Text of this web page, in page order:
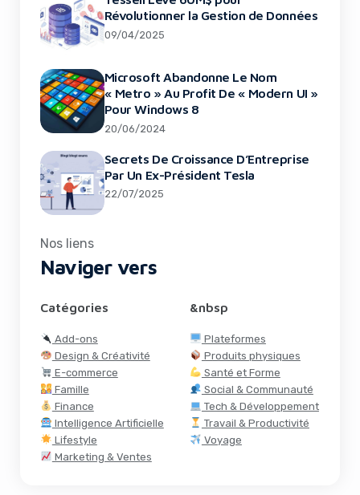
Révolutionner la Gestion de Données
09/04/2025
Microsoft Abandonne Le Nom
« Metro » Au Profit De « Modern UI »
Pour Windows 8
20/06/2024
Secrets De Croissance D’Entreprise
Par Un Ex-Président Tesla
22/07/2025
Nos liens
Naviger vers
Catégories
Add-ons
Design & Créativité
E-commerce
Famille
Finance
Intelligence Artificielle
Lifestyle
Marketing & Ventes
&nbsp
Plateformes
Produits physiques
Santé et Forme
Social & Communauté
Tech & Développement
Travail & Productivité
Voyage